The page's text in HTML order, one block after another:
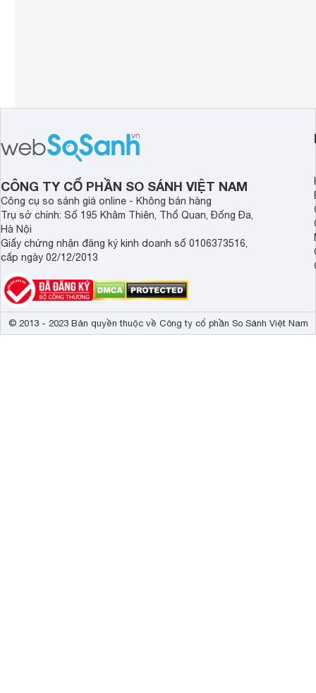
CÔNG TY CỔ PHẦN SO SÁNH VIỆT NAM
Công cụ so sánh giá online - Không bán hàng
Trụ sở chính: Số 195 Khâm Thiên, Thổ Quan, Đống Đa,
Hà Nội
Giấy chứng nhận đăng ký kinh doanh số 0106373516,
cấp ngày 02/12/2013
© 2013 - 2023 Bản quyền thuộc về Công ty cổ phần So Sánh Việt Nam